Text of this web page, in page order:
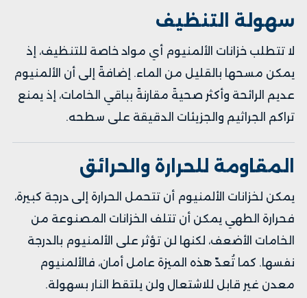
سهولة التنظيف
لا تتطلب خزانات الألمنيوم أي مواد خاصة للتنظيف، إذ
يمكن مسحها بالقليل من الماء. إضافةً إلى أن الألمنيوم
عديم الرائحة وأكثر صحيةً مقارنةً بباقي الخامات، إذ يمنع
تراكم الجراثيم والجزيئات الدقيقة على سطحه.
المقاومة للحرارة والحرائق
يمكن لخزانات الألمنيوم أن تتحمل الحرارة إلى درجة كبيرة،
فحرارة الطهي يمكن أن تتلف الخزانات المصنوعة من
الخامات الأضعف، لكنها لن تؤثر على الألمنيوم بالدرجة
نفسها. كما تُعدّ هذه الميزة عامل أمان، فالألمنيوم
معدن غير قابل للاشتعال ولن يلتقط النار بسهولة.